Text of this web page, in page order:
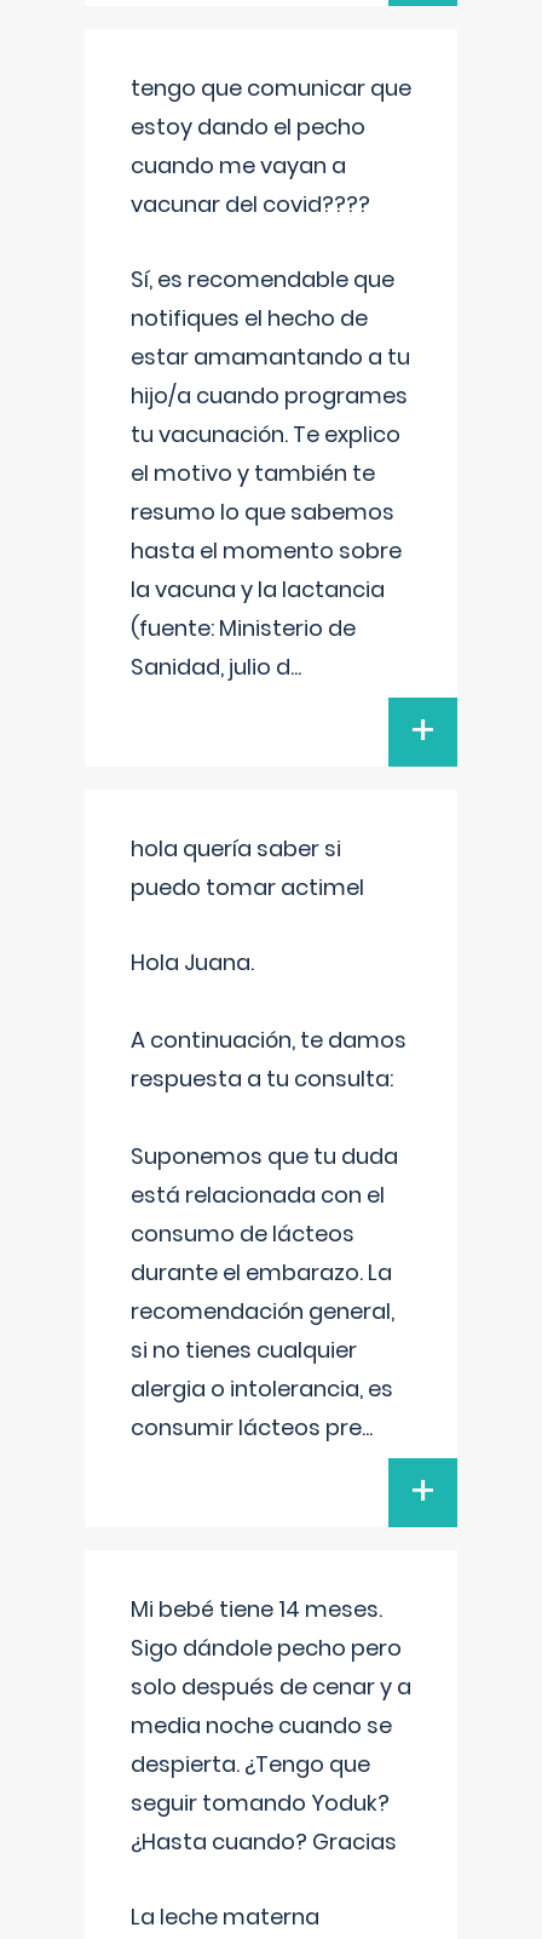
tengo que comunicar que
estoy dando el pecho
cuando me vayan a
vacunar del covid????
Sí, es recomendable que
notifiques el hecho de
estar amamantando a tu
hijo/a cuando programes
tu vacunación. Te explico
el motivo y también te
resumo lo que sabemos
hasta el momento sobre
la vacuna y la lactancia
(fuente: Ministerio de
Sanidad, julio d...
+
hola quería saber si
puedo tomar actimel
Hola Juana.
A continuación, te damos
respuesta a tu consulta:
Suponemos que tu duda
está relacionada con el
consumo de lácteos
durante el embarazo. La
recomendación general,
si no tienes cualquier
alergia o intolerancia, es
consumir lácteos pre...
+
Mi bebé tiene 14 meses.
Sigo dándole pecho pero
solo después de cenar y a
media noche cuando se
despierta. ¿Tengo que
seguir tomando Yoduk?
¿Hasta cuando? Gracias
La leche materna